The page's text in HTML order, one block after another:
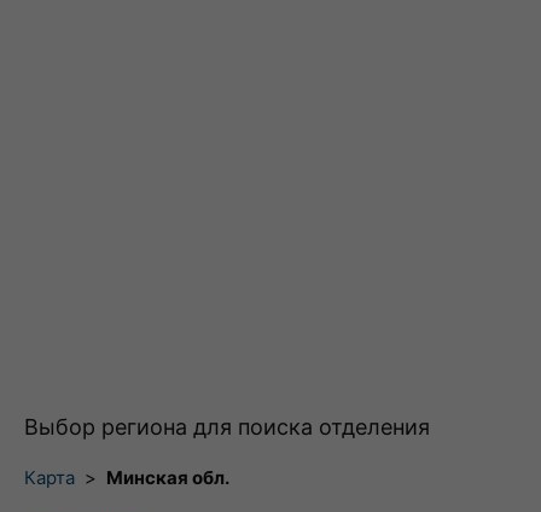
Выбор региона для поиска отделения
Карта > Минская обл.